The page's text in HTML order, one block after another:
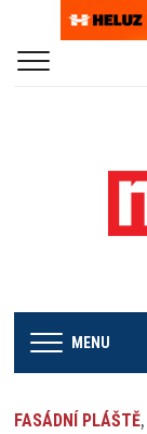
MENU
FASÁDNÍ PLÁŠTĚ,